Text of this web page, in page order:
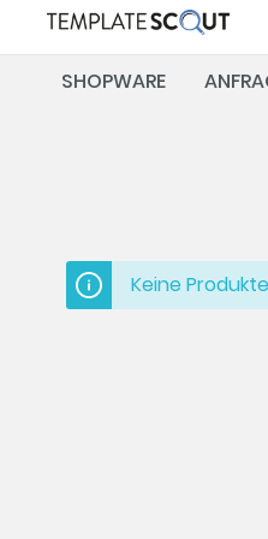
SHOPWARE
Keine